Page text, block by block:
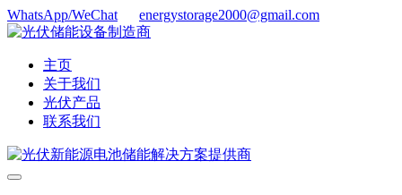
WhatsApp/WeChat energystorage2000@gmail.com
主页
关于我们
光伏产品
联系我们